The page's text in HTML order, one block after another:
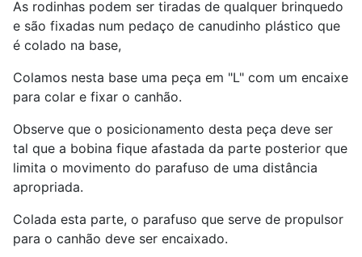
As rodinhas podem ser tiradas de qualquer brinquedo
e são fixadas num pedaço de canudinho plástico que
é colado na base,
Colamos nesta base uma peça em "L" com um encaixe
para colar e fixar o canhão.
Observe que o posicionamento desta peça deve ser
tal que a bobina fique afastada da parte posterior que
limita o movimento do parafuso de uma distância
apropriada.
Colada esta parte, o parafuso que serve de propulsor
para o canhão deve ser encaixado.